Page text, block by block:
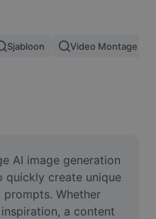
Sjabloon Video Montage
AI image generation
quickly create unique
Whether
a content